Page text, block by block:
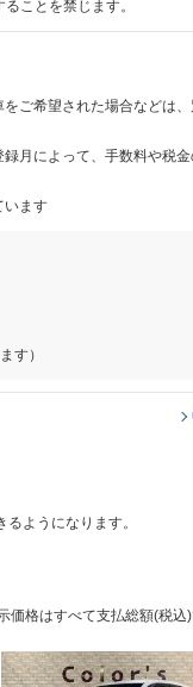
ことを禁じます。
ご希望された場合などは
月によって、手数料や税
います
す）
ようになります。
価格はすべて支払総額(税込